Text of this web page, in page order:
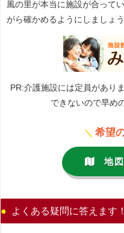
風の里が本当に施設が合って
がら確かめるようにしましょう
PR:介護施設には定員があり
できないので早め
＼ 希望
地
よくある疑問に答えます！